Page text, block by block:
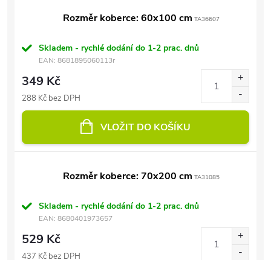
Rozměr koberce: 60x100 cm TA36607
Skladem - rychlé dodání do 1-2 prac. dnů
EAN: 8681895060113r
349 Kč
288 Kč bez DPH
VLOŽIT DO KOŠÍKU
Rozměr koberce: 70x200 cm TA31085
Skladem - rychlé dodání do 1-2 prac. dnů
EAN: 8680401973657
529 Kč
437 Kč bez DPH